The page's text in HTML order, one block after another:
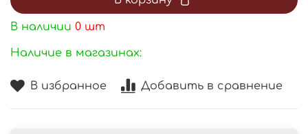
В избранное Добавить в сравнение
В наличии 0 шт
Наличие в магазинах: